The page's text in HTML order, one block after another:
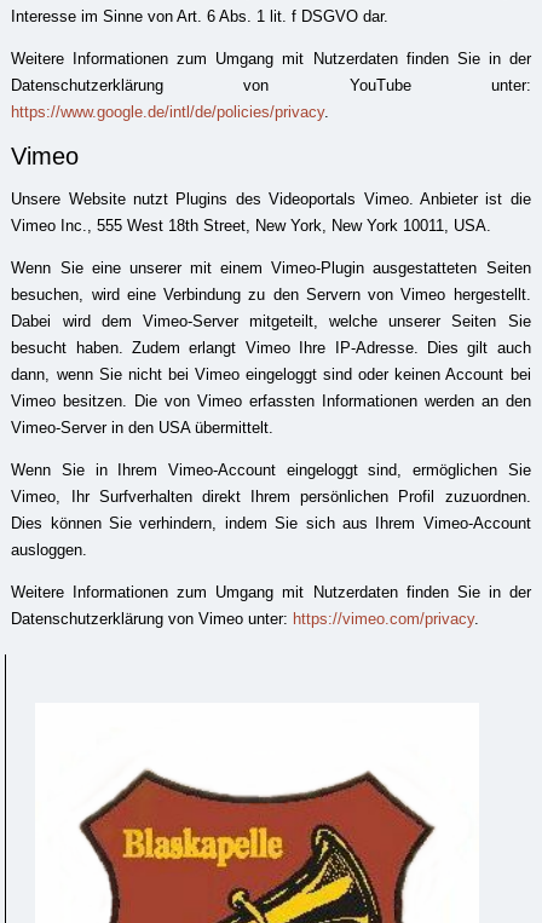
Interesse im Sinne von Art. 6 Abs. 1 lit. f DSGVO dar.
Weitere Informationen zum Umgang mit Nutzerdaten finden Sie in der
Datenschutzerklärung von YouTube unter:
https://www.google.de/intl/de/policies/privacy.
Vimeo
Unsere Website nutzt Plugins des Videoportals Vimeo. Anbieter ist die
Vimeo Inc., 555 West 18th Street, New York, New York 10011, USA.
Wenn Sie eine unserer mit einem Vimeo-Plugin ausgestatteten Seiten
besuchen, wird eine Verbindung zu den Servern von Vimeo hergestellt.
Dabei wird dem Vimeo-Server mitgeteilt, welche unserer Seiten Sie
besucht haben. Zudem erlangt Vimeo Ihre IP-Adresse. Dies gilt auch
dann, wenn Sie nicht bei Vimeo eingeloggt sind oder keinen Account bei
Vimeo besitzen. Die von Vimeo erfassten Informationen werden an den
Vimeo-Server in den USA übermittelt.
Wenn Sie in Ihrem Vimeo-Account eingeloggt sind, ermöglichen Sie
Vimeo, Ihr Surfverhalten direkt Ihrem persönlichen Profil zuzuordnen.
Dies können Sie verhindern, indem Sie sich aus Ihrem Vimeo-Account
ausloggen.
Weitere Informationen zum Umgang mit Nutzerdaten finden Sie in der
Datenschutzerklärung von Vimeo unter: https://vimeo.com/privacy.